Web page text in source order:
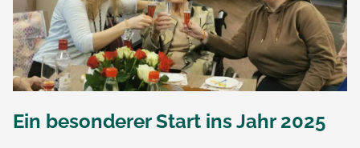
Ein besonderer Start ins Jahr 2025